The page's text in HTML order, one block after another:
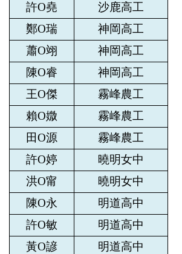
許O堯
沙鹿高工
鄭O瑞
神岡高工
蕭O翊
神岡高工
陳O睿
神岡高工
王O傑
霧峰農工
賴O媺
霧峰農工
田O源
霧峰農工
許O婷
曉明女中
洪O甯
曉明女中
陳O永
明道高中
許O敏
明道高中
黃O諺
明道高中